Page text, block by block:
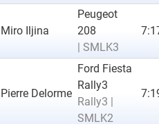
Miro Iljina
Peugeot
208
| SMLK3
Pierre Delorme
Ford Fiesta
Rally3
Rally3 |
SMLK2